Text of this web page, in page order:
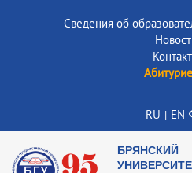
Сведения об
RU | EN